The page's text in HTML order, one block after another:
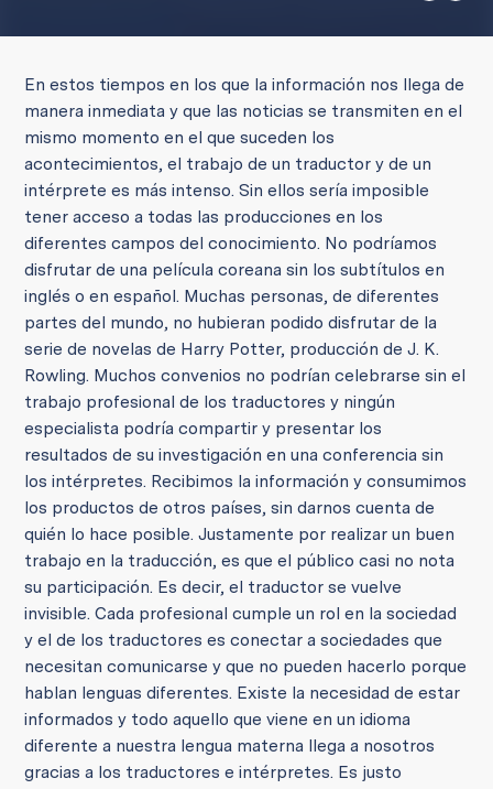
En estos tiempos en los que la información nos llega de
manera inmediata y que las noticias se transmiten en el
mismo momento en el que suceden los
acontecimientos, el trabajo de un traductor y de un
intérprete es más intenso. Sin ellos sería imposible
tener acceso a todas las producciones en los
diferentes campos del conocimiento. No podríamos
disfrutar de una película coreana sin los subtítulos en
inglés o en español. Muchas personas, de diferentes
partes del mundo, no hubieran podido disfrutar de la
serie de novelas de Harry Potter, producción de J. K.
Rowling. Muchos convenios no podrían celebrarse sin el
trabajo profesional de los traductores y ningún
especialista podría compartir y presentar los
resultados de su investigación en una conferencia sin
los intérpretes. Recibimos la información y consumimos
los productos de otros países, sin darnos cuenta de
quién lo hace posible. Justamente por realizar un buen
trabajo en la traducción, es que el público casi no nota
su participación. Es decir, el traductor se vuelve
invisible. Cada profesional cumple un rol en la sociedad
y el de los traductores es conectar a sociedades que
necesitan comunicarse y que no pueden hacerlo porque
hablan lenguas diferentes. Existe la necesidad de estar
informados y todo aquello que viene en un idioma
diferente a nuestra lengua materna llega a nosotros
gracias a los traductores e intérpretes. Es justo